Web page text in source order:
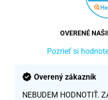
OVERENÉ
Pozrieť si
Overený zákazník
NEBUDEM HODNOTIŤ.